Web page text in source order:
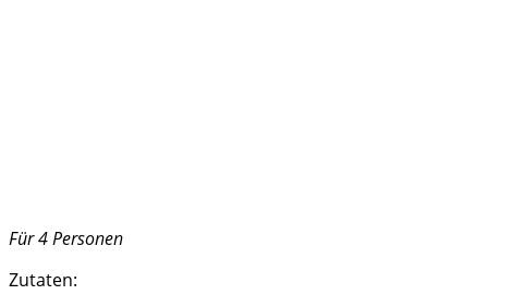
Für 4 Personen
Zutaten: